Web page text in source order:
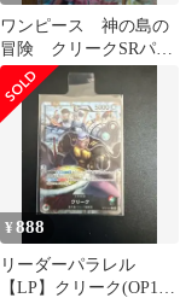
ワンピース 神の島の
冒険 クリークSRパラ
レル
¥888
リーダーパラレル
【LP】クリーク(OP15-